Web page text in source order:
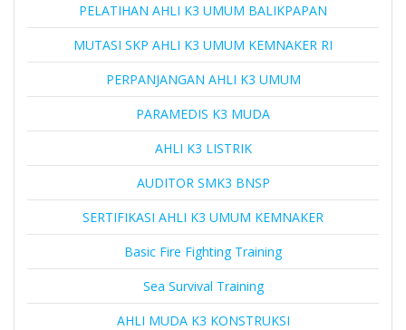
PELATIHAN AHLI K3 UMUM BALIKPAPAN
MUTASI SKP AHLI K3 UMUM KEMNAKER RI
PERPANJANGAN AHLI K3 UMUM
PARAMEDIS K3 MUDA
AHLI K3 LISTRIK
AUDITOR SMK3 BNSP
SERTIFIKASI AHLI K3 UMUM KEMNAKER
Basic Fire Fighting Training
Sea Survival Training
AHLI MUDA K3 KONSTRUKSI